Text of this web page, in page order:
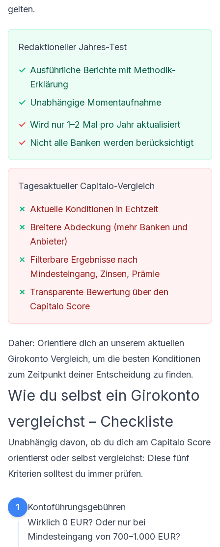
gelten.
Redaktioneller Jahres-Test
Ausführliche Berichte mit Methodik-
Erklärung
Unabhängige Momentaufnahme
Wird nur 1–2 Mal pro Jahr aktualisiert
Nicht alle Banken werden berücksichtigt
Tagesaktueller Capitalo-Vergleich
Aktuelle Konditionen in Echtzeit
Breitere Abdeckung (mehr Banken und
Anbieter)
Filterbare Ergebnisse nach
Mindesteingang, Zinsen, Prämie
Transparente Bewertung über den
Capitalo Score
Daher: Orientiere dich an unserem aktuellen
Girokonto Vergleich, um die besten Konditionen
zum Zeitpunkt deiner Entscheidung zu finden.
Wie du selbst ein Girokonto
vergleichst – Checkliste
Unabhängig davon, ob du dich am Capitalo Score
orientierst oder selbst vergleichst: Diese fünf
Kriterien solltest du immer prüfen.
1
Kontoführungsgebühren
Wirklich 0 EUR? Oder nur bei
Mindesteingang von 700–1.000 EUR?